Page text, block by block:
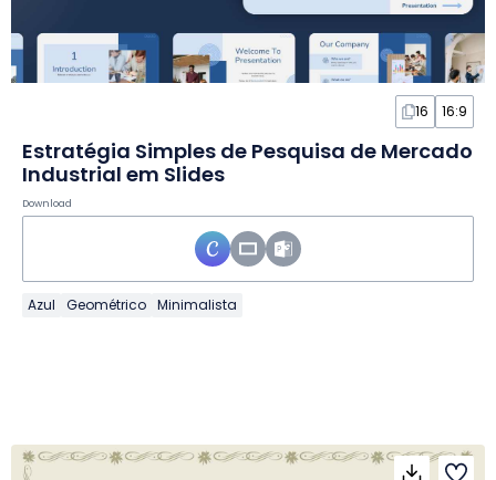
16 16:9
Estratégia Simples de Pesquisa de Mercado
Industrial em Slides
Download
Azul Geométrico Minimalista